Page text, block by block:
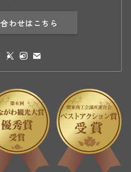
わせはこちら